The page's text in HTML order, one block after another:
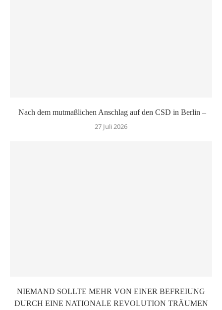
Nach dem mutmaßlichen Anschlag auf den CSD in Berlin –
27 Juli 2026
NIEMAND SOLLTE MEHR VON EINER BEFREIUNG
DURCH EINE NATIONALE REVOLUTION TRÄUMEN